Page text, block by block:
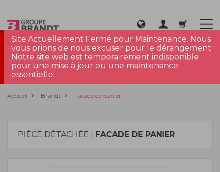
Site Actuellement Fermé pour Maintenance. Nous
vous prions de nous excuser pour le dérangement.
Notre site web est temporairement indisponible
pour une mise à jour ou une maintenance
essentielle.
Accueil Brandt Facade de panier
PIÈCE DÉTACHÉE | FACADE DE PANIER